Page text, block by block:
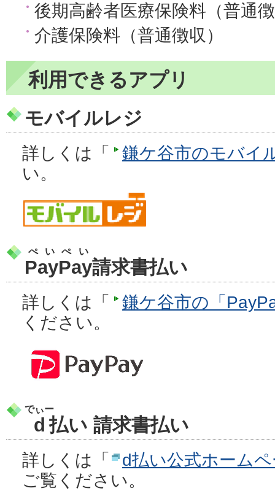
後期高齢者医療保険料（普通
介護保険料（普通徴収）
利用できるアプリ
モバイルレジ
詳しくは「
鎌ケ谷市のモバイ
い。
PayPay
ぺいぺい
請求書払い
詳しくは「
鎌ケ谷市の「
ください。
d
でぃー
払い 請求書払い
詳しくは「
d払い公式ホーム
ご覧ください。